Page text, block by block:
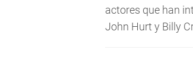
actores que han
John Hurt y Billy